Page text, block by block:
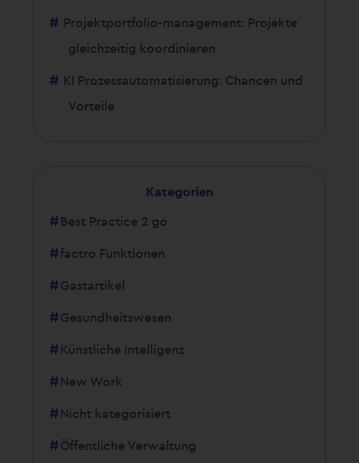
Projektportfolio-management: Projekte
gleichzeitig koordinieren
KI Prozessautomatisierung: Chancen und
Vorteile
Kategorien
Best Practice 2 go
factro Funktionen
Gastartikel
Gesundheitswesen
Künstliche Intelligenz
New Work
Nicht kategorisiert
Öffentliche Verwaltung